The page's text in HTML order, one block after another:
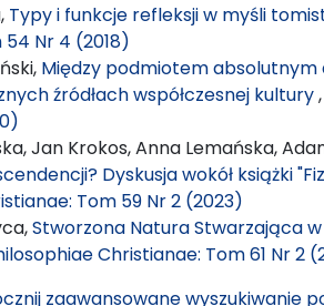
Typy i funkcje refleksji w myśli
Nr 4 (2018)
Między podmiotem
źródłach współczesnej kultury,
Jan Krokos, Anna Lemańska,
Dyskusja wokół książki
Tom 59 Nr 2 (2023)
Stworzona Natura Stwarzająca
Christianae: Tom 61 Nr 2
zaawansowane wyszukiwanie